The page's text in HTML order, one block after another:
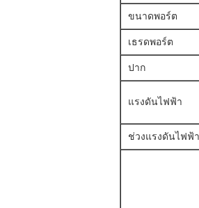
ขนาดพอร์ต
เธรดพอร์ต
ปาก
แรงดันไฟฟ้า
ช่วงแรงดันไฟฟ้า